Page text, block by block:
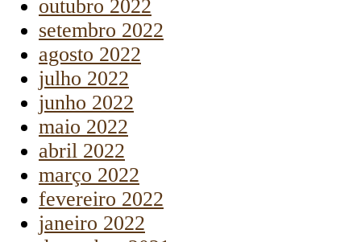
outubro 2022
setembro 2022
agosto 2022
julho 2022
junho 2022
maio 2022
abril 2022
março 2022
fevereiro 2022
janeiro 2022